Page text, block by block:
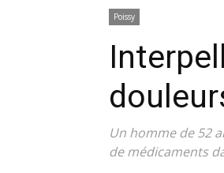
Poissy
Un homme de 52
de médicaments